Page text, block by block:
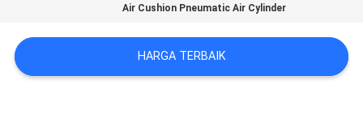
SITEMAP
Air Cushion Pneumatic Air Cylinder
HARGA TERBAIK